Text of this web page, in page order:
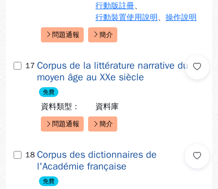
行動版註冊、
行動裝置使用說明、 操作說明
快速連結：
問題通報 簡介
17 Corpus de la littérature narrative du
moyen âge au XXe siècle
免費
資料類型： 資料庫
快速連結：
問題通報 簡介
18 Corpus des dictionnaires de
l'Académie française
免費